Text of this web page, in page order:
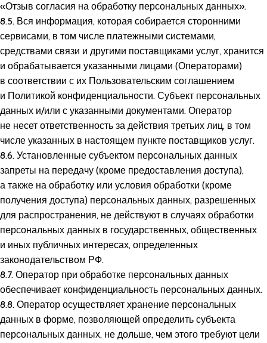
«Отзыв согласия на обработку персональных данных».
8.5. Вся информация, которая собирается сторонними
сервисами, в том числе платежными системами,
средствами связи и другими поставщиками услуг, хранится
и обрабатывается указанными лицами (Операторами)
в соответствии с их Пользовательским соглашением
и Политикой конфиденциальности. Субъект персональных
данных и/или с указанными документами. Оператор
не несет ответственность за действия третьих лиц, в том
числе указанных в настоящем пункте поставщиков услуг.
8.6. Установленные субъектом персональных данных
запреты на передачу (кроме предоставления доступа),
а также на обработку или условия обработки (кроме
получения доступа) персональных данных, разрешенных
для распространения, не действуют в случаях обработки
персональных данных в государственных, общественных
и иных публичных интересах, определенных
законодательством РФ.
8.7. Оператор при обработке персональных данных
обеспечивает конфиденциальность персональных данных.
8.8. Оператор осуществляет хранение персональных
данных в форме, позволяющей определить субъекта
персональных данных, не дольше, чем этого требуют цели